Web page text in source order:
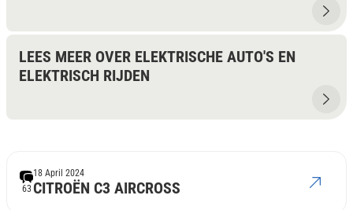
LEES MEER OVER ELEKTRISCHE AUTO'S EN
ELEKTRISCH RIJDEN
63 CITROËN C3 AIRCROSS
18 April 2024